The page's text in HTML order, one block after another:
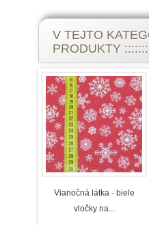
V TEJTO
PRODUKTY
Vianočná látka - biele
vločky na...